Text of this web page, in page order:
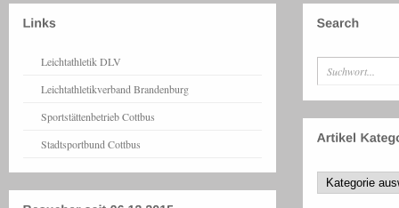
Leichtathletik DLV
Leichtathletikverband Brandenburg
Sportstättenbetrieb Cottbus
Stadtsportbund Cottbus